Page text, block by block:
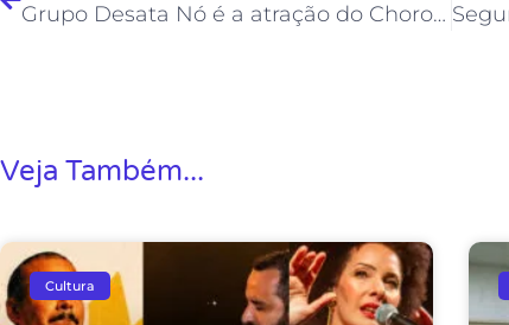
Grupo Desata Nó é a atração do Choro da Maria deste domingo
Veja Também...
Cultura